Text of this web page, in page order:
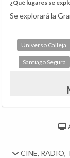
¿Qué lugares se
Se explorará la
Universo Calleja
Santiago Segura
CINE, RADIO,